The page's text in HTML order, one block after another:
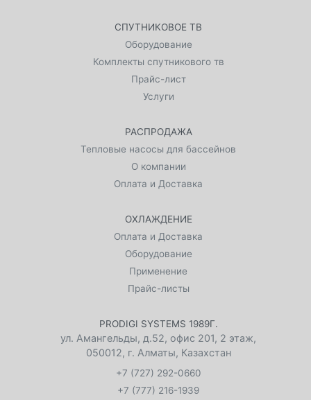
СПУТНИКОВОЕ ТВ
Оборудование
Комплекты спутникового тв
Прайс-лист
Услуги
РАСПРОДАЖА
Тепловые насосы для бассейнов
О компании
Оплата и Доставка
ОХЛАЖДЕНИЕ
Оплата и Доставка
Оборудование
Применение
Прайс-листы
PRODIGI SYSTEMS 1989Г.
ул. Амангельды, д.52, офис 201, 2 этаж,
050012, г. Алматы, Казахстан
+7 (727) 292-0660
+7 (777) 216-1939